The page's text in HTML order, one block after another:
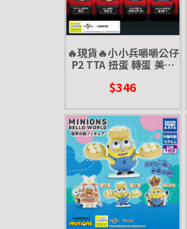
🔥現貨🔥小小兵嚼嚼公仔
P2 TTA 扭蛋 轉蛋 美食
$346